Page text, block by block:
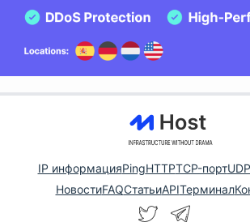
IP информацияPingHTTPTCP-порт
НовостиFAQСтатьиAPIТерминал